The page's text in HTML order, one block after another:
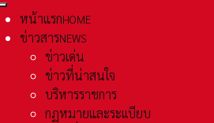
หน้าแรกHOME
ข่าวสารNEWS
ข่าวเด่น
ข่าวที่น่าสนใจ
บริหารราชการ
กฏหมายและระเเบียบ